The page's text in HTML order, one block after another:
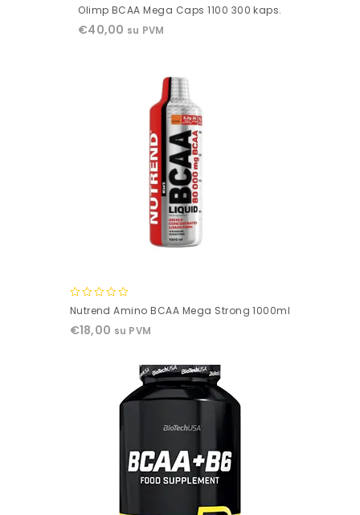
0
of
Olimp BCAA Mega Caps 1100 300 kaps.
€40,00 su PVM
0
of
Nutrend Amino BCAA Mega Strong 1000ml
€18,00 su PVM